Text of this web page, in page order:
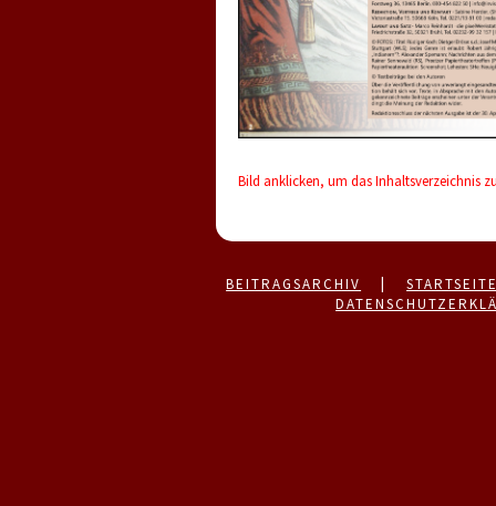
Bild anklicken, um das Inhaltsverzeichnis
BEITRAGSARCHIV